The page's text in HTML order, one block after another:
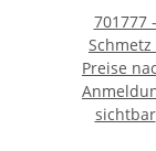
701777 -
Schmetz
130/705 H Nm
90
Preise
sichtbar